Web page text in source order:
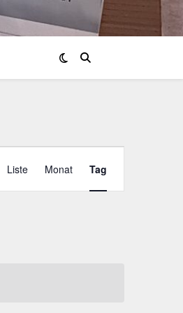
Ansichten-
Liste Monat Tag